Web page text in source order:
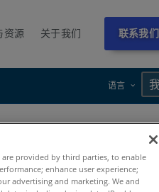
资源 关于我们 联系我们
语言
are provided by third parties, to enable
enhance user experience;
advertising and marketing. We and